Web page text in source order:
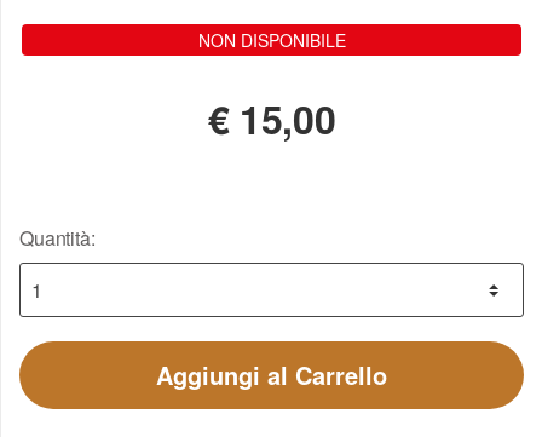
NON DISPONIBILE
€ 15,00
Quantità:
Aggiungi al Carrello